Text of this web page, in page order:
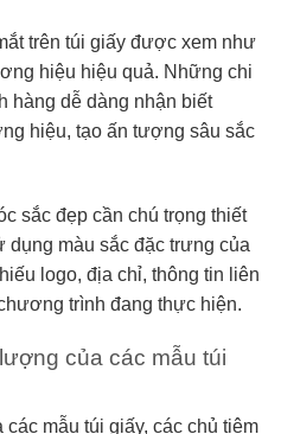
trên túi giấy được xem như
hiệu hiệu quả. Những chi
hàng dễ dàng nhận biết
hiệu, tạo ấn tượng sâu sắc
sắc đẹp cần chú trọng thiết
dụng màu sắc đặc trưng của
logo, địa chỉ, thông tin liên
trình đang thực hiện.
của các mẫu túi
mẫu túi giấy, các chủ tiệm